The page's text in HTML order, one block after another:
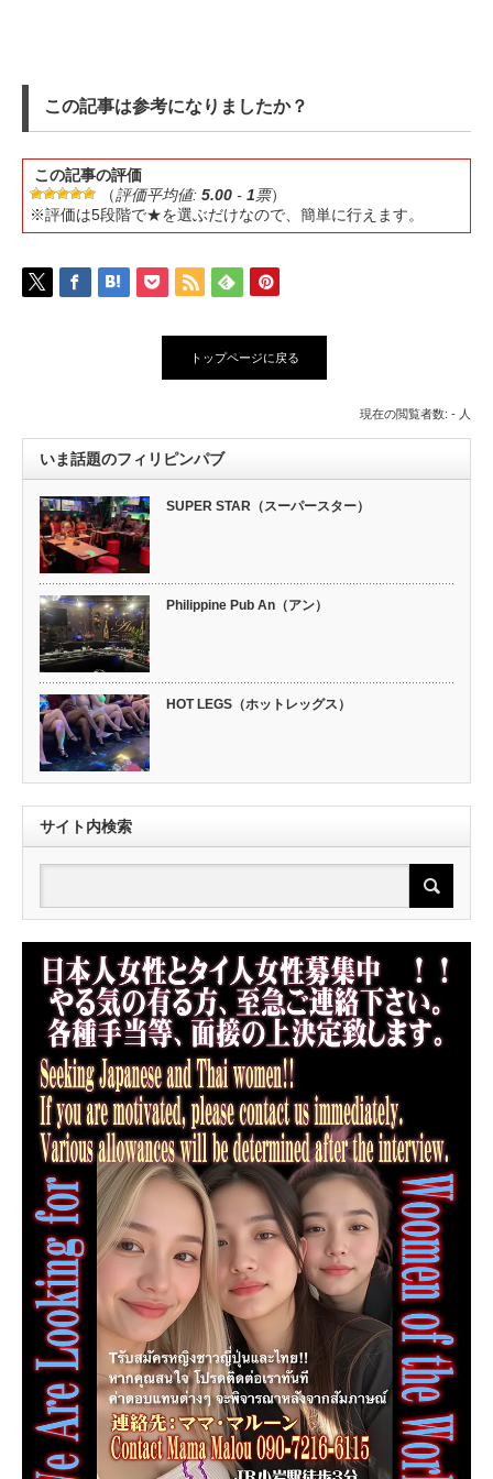
この記事は参考になりましたか？
この記事の評価
（評価平均値: 5.00 - 1票）
※評価は5段階で★を選ぶだけなので、簡単に行えます。
トップページに戻る
現在の閲覧者数: - 人
いま話題のフィリピンパブ
SUPER STAR（スーパースター）
Philippine Pub An（アン）
HOT LEGS（ホットレッグス）
サイト内検索